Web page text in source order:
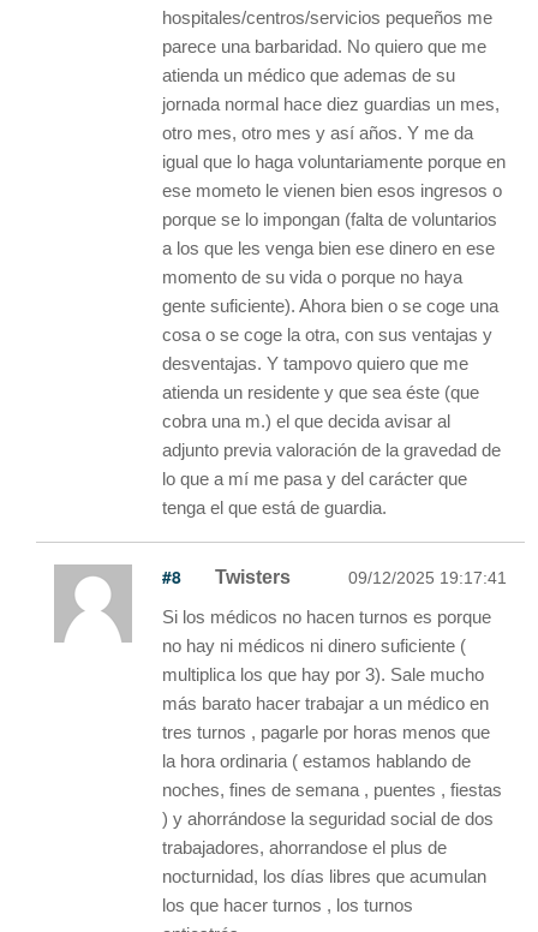
hospitales/centros/servicios pequeños me
parece una barbaridad. No quiero que me
atienda un médico que ademas de su
jornada normal hace diez guardias un mes,
otro mes, otro mes y así años. Y me da
igual que lo haga voluntariamente porque en
ese mometo le vienen bien esos ingresos o
porque se lo impongan (falta de voluntarios
a los que les venga bien ese dinero en ese
momento de su vida o porque no haya
gente suficiente). Ahora bien o se coge una
cosa o se coge la otra, con sus ventajas y
desventajas. Y tampovo quiero que me
atienda un residente y que sea éste (que
cobra una m.) el que decida avisar al
adjunto previa valoración de la gravedad de
lo que a mí me pasa y del carácter que
tenga el que está de guardia.
#8 Twisters 09/12/2025 19:17:41
Si los médicos no hacen turnos es porque
no hay ni médicos ni dinero suficiente (
multiplica los que hay por 3). Sale mucho
más barato hacer trabajar a un médico en
tres turnos , pagarle por horas menos que
la hora ordinaria ( estamos hablando de
noches, fines de semana , puentes , fiestas
) y ahorrándose la seguridad social de dos
trabajadores, ahorrandose el plus de
nocturnidad, los días libres que acumulan
los que hacer turnos , los turnos